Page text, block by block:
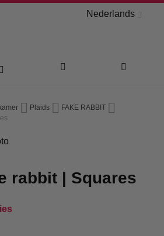
Nederlands
Plaids
FAKE RABBIT
rabbit | Squares